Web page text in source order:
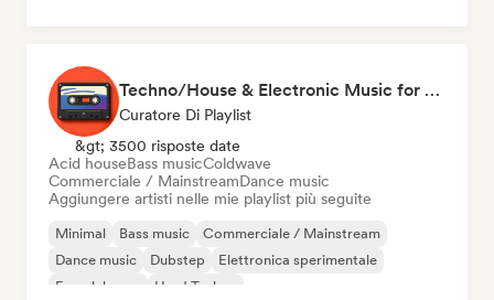
Techno/House & Electronic Music for Svea Playlists
Curatore Di Playlist
&gt; 3500 risposte date
Acid houseBass musicColdwave
Commerciale / MainstreamDance music
Aggiungere artisti nelle mie playlist più seguite
Minimal Bass music
Commerciale / Mainstream
Dance music
Dubstep
Elettronica sperimentale
French house
Hard Techno